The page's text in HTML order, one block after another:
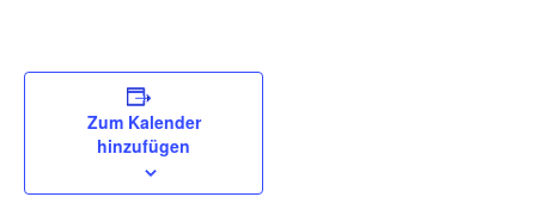
Zum Kalender
hinzufügen